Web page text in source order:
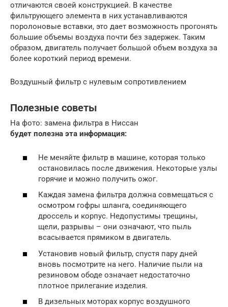
отличаются своей конструкцией. В качестве
фильтрующего элемента в них устанавливаются
поролоновые вставки, это дает возможность прогонять
большие объемы воздуха почти без задержек. Таким
образом, двигатель получает большой объем воздуха за
более короткий период времени.
Воздушный фильтр с нулевым сопротивлением
Полезные советы
На фото: замена фильтра в Ниссан
будет полезна эта информация:
Не меняйте фильтр в машине, которая только
остановилась после движения. Некоторые узлы
горячие и можно получить ожог.
Каждая замена фильтра должна совмещаться с
осмотром гофры шланга, соединяющего
дроссель и корпус. Недопустимы трещины,
щели, разрывы – они означают, что пыль
всасывается прямиком в двигатель.
Установив новый фильтр, спустя пару дней
вновь посмотрите на него. Наличие пыли на
резиновом ободе означает недостаточно
плотное прилегание изделия.
В дизельных моторах корпус воздушного